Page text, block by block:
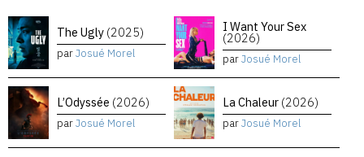
The Ugly (2025)
parJosué Morel
I Want Your Sex
(2026)
parJosué Morel
L’Odyssée (2026)
parJosué Morel
La Chaleur (2026)
parJosué Morel